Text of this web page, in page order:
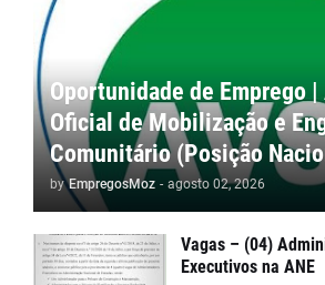
Oportunidade de Emprego |
Oficial de Mobilização e
Comunitário (Posição
by EmpregosMoz - agosto 02, 2026
Vagas – (04)
Executivos na ANE